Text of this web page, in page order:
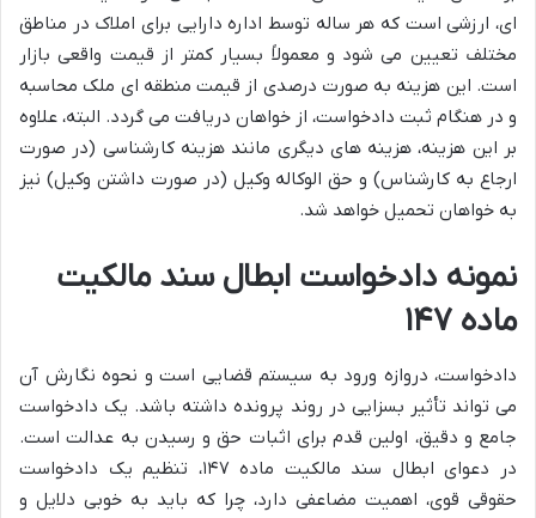
ای، ارزشی است که هر ساله توسط اداره دارایی برای املاک در مناطق
مختلف تعیین می شود و معمولاً بسیار کمتر از قیمت واقعی بازار
است. این هزینه به صورت درصدی از قیمت منطقه ای ملک محاسبه
و در هنگام ثبت دادخواست، از خواهان دریافت می گردد. البته، علاوه
بر این هزینه، هزینه های دیگری مانند هزینه کارشناسی (در صورت
ارجاع به کارشناس) و حق الوکاله وکیل (در صورت داشتن وکیل) نیز
به خواهان تحمیل خواهد شد.
نمونه دادخواست ابطال سند مالکیت
ماده ۱۴۷
دادخواست، دروازه ورود به سیستم قضایی است و نحوه نگارش آن
می تواند تأثیر بسزایی در روند پرونده داشته باشد. یک دادخواست
جامع و دقیق، اولین قدم برای اثبات حق و رسیدن به عدالت است.
در دعوای ابطال سند مالکیت ماده ۱۴۷، تنظیم یک دادخواست
حقوقی قوی، اهمیت مضاعفی دارد، چرا که باید به خوبی دلایل و